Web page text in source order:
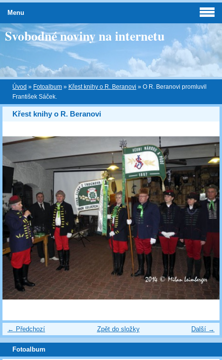
Svobodné noviny na internetu
Úvod » Fotoalbum » Křest knihy o R. Beranovi » O R. Beranovi promluvil
František Sáček.
Křest knihy o R. Beranovi
← Předchozí Další →
Zpět do složky
Menu
Fotoalbum